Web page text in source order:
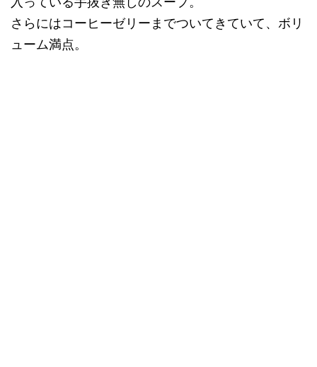
さらにはコーヒーゼリーまでついてきていて、ボリ
ューム満点。